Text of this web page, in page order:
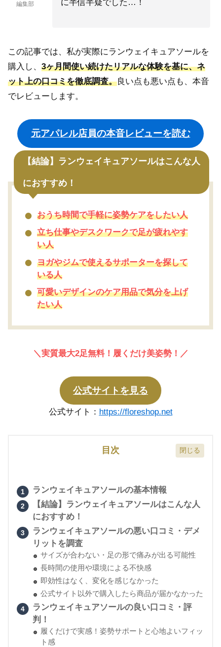
編集部
に半信半疑でした…！
この記事では、私が実際にランウェイキュアソールを
購入し、 3ヶ月間使い続けたリアルな体験を基に、ネ
ット上の口コミを徹底調査。 良い点も悪い点も、本音
でレビューします。
元アパレル店員の本音レビューを読む
【結論】ランウェイキュアソールはこんな人
におすすめ！
おうち時間で手軽に姿勢ケアをしたい人
立ち仕事やデスクワークで足が疲れやす
い人
ヨガやジムで使えるサポーターを探して
いる人
可愛いデザインのケア用品で気分を上げ
たい人
＼実質最大2足無料！履くだけ美姿勢！／
公式サイトを見る
公式サイト： https://floreshop.net
目次
ランウェイキュアソールの基本情報
【結論】ランウェイキュアソールはこんな人
におすすめ！
ランウェイキュアソールの悪い口コミ・デメ
リットを調査
サイズが合わない・足の形で痛みが出る可能性
長時間の使用や環境による不快感
即効性はなく、変化を感じなかった
公式サイト以外で購入したら商品が届かなかった
ランウェイキュアソールの良い口コミ・評
判！
履くだけで実感！姿勢サポートと心地よいフィッ
ト感